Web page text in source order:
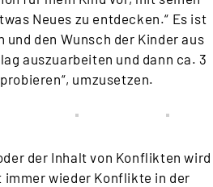
Neues zu entdecken.“ Es ist
und den Wunsch der Kinder aus
auszuarbeiten und dann ca. 3
umzusetzen.
der Inhalt von Konflikten wird
immer wieder Konflikte in der